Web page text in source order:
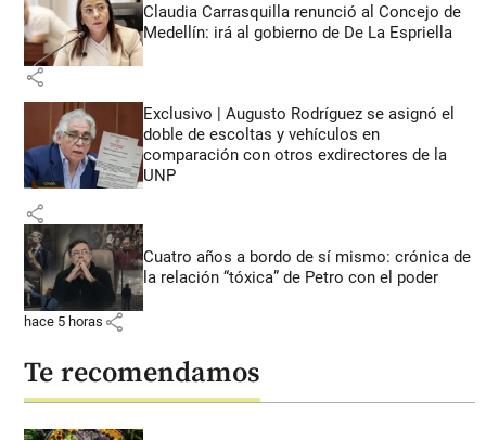
Claudia Carrasquilla renunció al Concejo de
Medellín: irá al gobierno de De La Espriella
share
Exclusivo | Augusto Rodríguez se asignó el
doble de escoltas y vehículos en
comparación con otros exdirectores de la
UNP
share
Cuatro años a bordo de sí mismo: crónica de
la relación “tóxica” de Petro con el poder
hace 5 horas share
Te recomendamos